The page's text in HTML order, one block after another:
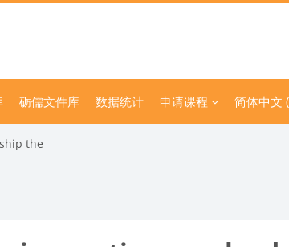
砺儒文件库 数据统计 申请课程 简体中文
the